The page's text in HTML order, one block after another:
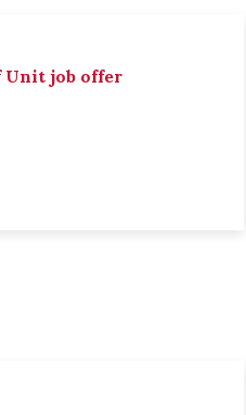
Unit job offer